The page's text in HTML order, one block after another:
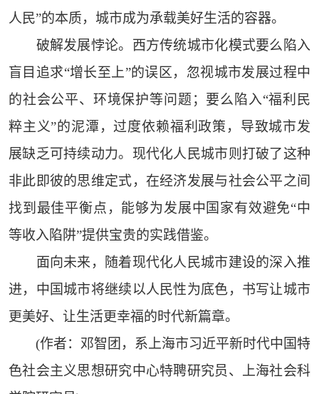
人民”的本质，城市成为承载美好生活的容器。
破解发展悖论。西方传统城市化模式要么陷入
盲目追求“增长至上”的误区，忽视城市发展过程中
的社会公平、环境保护等问题；要么陷入“福利民
粹主义”的泥潭，过度依赖福利政策，导致城市发
展缺乏可持续动力。现代化人民城市则打破了这种
非此即彼的思维定式，在经济发展与社会公平之间
找到最佳平衡点，能够为发展中国家有效避免“中
等收入陷阱”提供宝贵的实践借鉴。
面向未来，随着现代化人民城市建设的深入推
进，中国城市将继续以人民性为底色，书写让城市
更美好、让生活更幸福的时代新篇章。
(作者：邓智团，系上海市习近平新时代中国特
色社会主义思想研究中心特聘研究员、上海社会科